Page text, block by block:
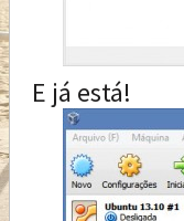
E já está!